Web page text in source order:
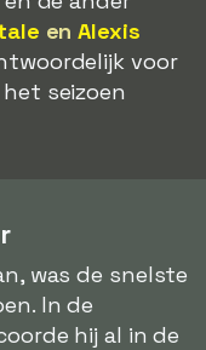
enAlexis
voor
seizoen
was de snelste
In de
hij al in de